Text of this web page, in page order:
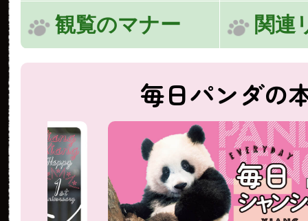
観覧のマナー 関連
毎日パンダの